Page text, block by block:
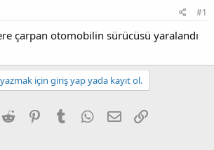
#1
çarpan otomobilin sürücüsü yaralandı
için giriş yap yada kayıt ol.
Reddit PinterestTumblr WhatsApp
E-posta